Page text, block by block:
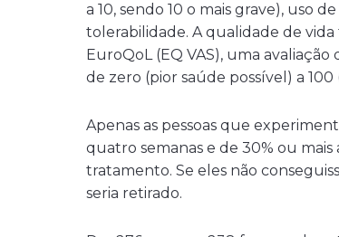
a 10, sendo 10 o mais grave), uso
tolerabilidade. A qualidade de
EuroQoL (EQ VAS), uma
de zero (pior saúde possível) a
Apenas as pessoas que
quatro semanas e de 30% ou
tratamento. Se eles não
seria retirado.